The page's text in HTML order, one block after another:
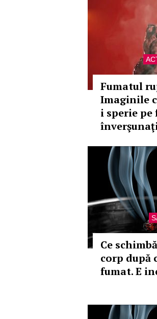
Fumatul
Imaginile
i sperie
Ce
corp după
fumat. E